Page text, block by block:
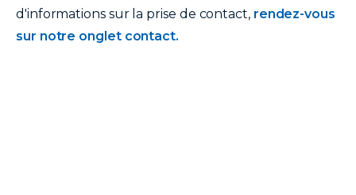
d'informations sur la prise de contact, rendez-vous
sur notre onglet contact.